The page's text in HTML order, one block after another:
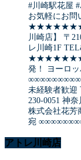
#川崎駅花屋 #
お気軽にお問
川崎店】 〒
レ川崎1F
発！ ヨーロ
未経験者歓迎
230-0051 神
株式会社花芳
宛
アトレ川崎店